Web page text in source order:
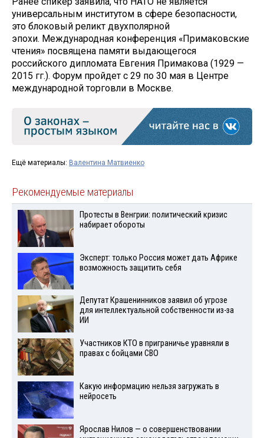
универсальным институтом в сфере безопасности,
это блоковый реликт двухполярной
эпохи. Международная конференция «Примаковские
чтения» посвящена памяти выдающегося
российского дипломата Евгения Примакова (1929 —
2015 гг.). Форум пройдет с 29 по 30 мая в Центре
международной торговли в Москве.
Ещё материалы: Валентина Матвиенко
Рекомендуемые материалы
Протесты в Венгрии: политический кризис
набирает обороты
Эксперт: только Россия может дать Африке
возможность защитить себя
Депутат Крашенинников заявил об угрозе
для интеллектуальной собственности из-за
ИИ
Участников КТО в приграничье уравняли в
правах с бойцами СВО
Какую информацию нельзя загружать в
нейросеть
Ярослав Нилов — о совершенствовании